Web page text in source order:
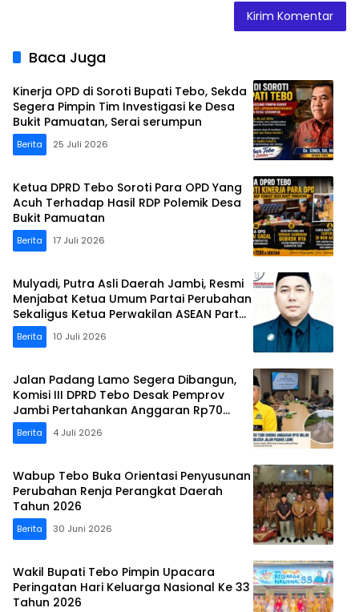
Baca Juga
Kinerja OPD di Soroti Bupati Tebo, Sekda
Segera Pimpin Tim Investigasi ke Desa
Bukit Pamuatan, Serai serumpun
Berita 25 Juli 2026
Ketua DPRD Tebo Soroti Para OPD Yang
Acuh Terhadap Hasil RDP Polemik Desa
Bukit Pamuatan
Berita 17 Juli 2026
Mulyadi, Putra Asli Daerah Jambi, Resmi
Menjabat Ketua Umum Partai Perubahan
Sekaligus Ketua Perwakilan ASEAN Partai
Perubahan di Malaysia
Berita 10 Juli 2026
Jalan Padang Lamo Segera Dibangun,
Komisi III DPRD Tebo Desak Pemprov
Jambi Pertahankan Anggaran Rp70
Miliar
Berita 4 Juli 2026
Wabup Tebo Buka Orientasi Penyusunan
Perubahan Renja Perangkat Daerah
Tahun 2026
Berita 30 Juni 2026
Wakil Bupati Tebo Pimpin Upacara
Peringatan Hari Keluarga Nasional Ke 33
Tahun 2026